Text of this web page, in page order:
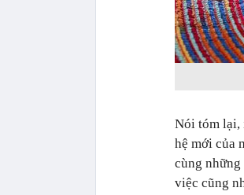
Nói tóm lại,
hệ mới của
cùng
việc cũng